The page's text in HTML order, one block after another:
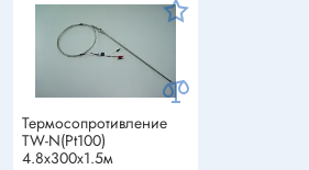
Термосопротивление
TW-N(Pt100)
4.8x300x1.5м